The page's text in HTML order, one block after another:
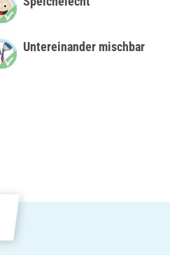
Untereinander mischbar